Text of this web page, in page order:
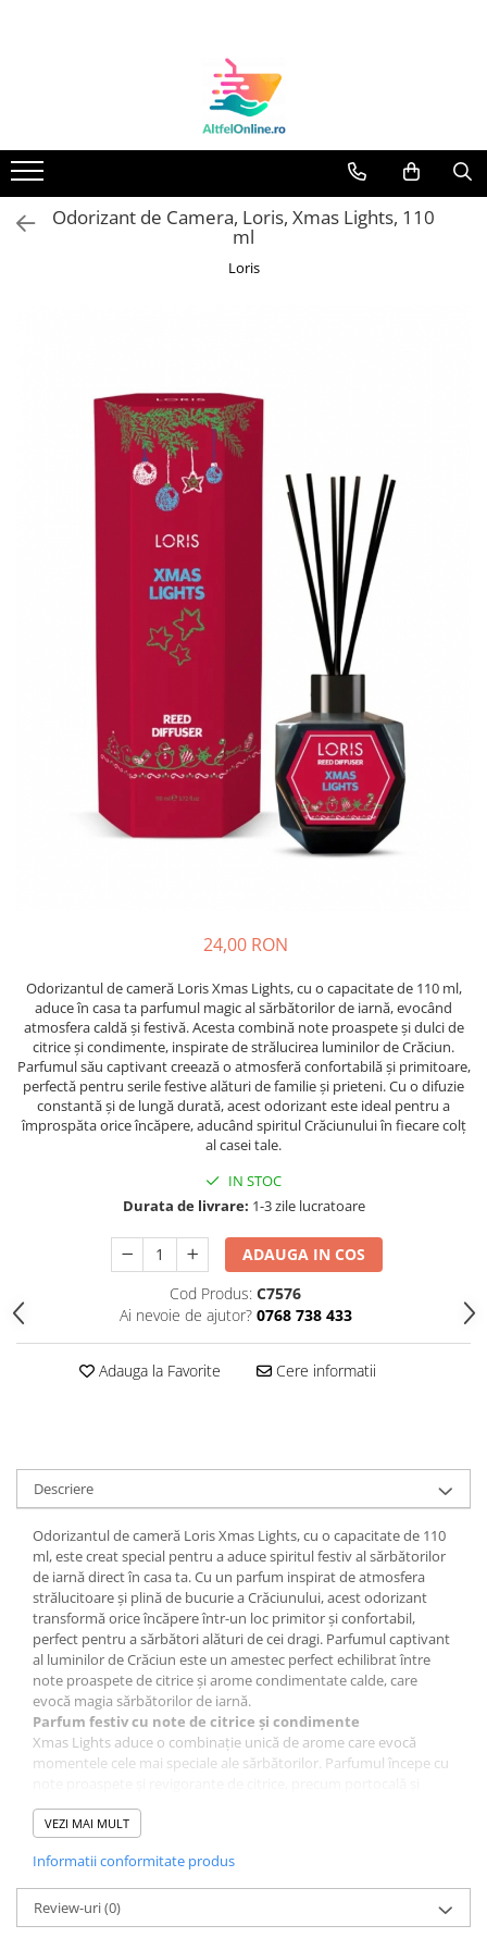
Produse Cosmetice Premium
Reducere 20% la achizitionarea a
minimum 3 produse identice
Oferte
Balsam Rufe
de Spalat Vase
Detergent Rufe
Detergent Capsule
Detergent Pudra Automat
Detergent Pudra Manual
Detergent Lichid Gel
Intretinere Masina de Spalat Rufe
Solutie Pete
Detergent Vase
Bidoane si canistre
Hrana, Accesorii si Ingrijire Animale
Accesorii
Hrana Caini
Hrana Umeda
Hrana Uscata
Hrana Uscata
Ingrijire Copii
Accesorii Ingrijire Copii
Dus si Baie
Sampon pentru Copii
Uleiuri, Lotiuni si Creme
Igiena Orala
Pasta de Dinti
Periuta de Dinti
Jucarii copii
Scutece pentru Copii
Servetele Umede pentru Copii
Ingrijire Personala
Creme de Maini
Deodorante si Antiperspirante
Deodorant Barbati
Deodorant Dama
Deodorant Unisex
Odorizant de Camera, Loris, Xmas Lights, 110
ml
Loris
24,00 RON
Odorizantul de cameră Loris Xmas Lights, cu o capacitate de 110 ml,
aduce în casa ta parfumul magic al sărbătorilor de iarnă, evocând
atmosfera caldă și festivă. Acesta combină note proaspete și dulci de
citrice și condimente, inspirate de strălucirea luminilor de Crăciun.
Parfumul său captivant creează o atmosferă confortabilă și primitoare,
perfectă pentru serile festive alături de familie și prieteni. Cu o difuzie
constantă și de lungă durată, acest odorizant este ideal pentru a
împrospăta orice încăpere, aducând spiritul Crăciunului în fiecare colț
al casei tale.
IN STOC
Durata de livrare: 1-3 zile lucratoare
ADAUGA IN COS
Cod Produs: C7576
Ai nevoie de ajutor? 0768 738 433
Adauga la Favorite Cere informatii
Descriere
Odorizantul de cameră Loris Xmas Lights, cu o capacitate de 110
ml, este creat special pentru a aduce spiritul festiv al sărbătorilor
de iarnă direct în casa ta. Cu un parfum inspirat de atmosfera
strălucitoare și plină de bucurie a Crăciunului, acest odorizant
transformă orice încăpere într-un loc primitor și confortabil,
perfect pentru a sărbători alături de cei dragi. Parfumul captivant
al luminilor de Crăciun este un amestec perfect echilibrat între
note proaspete de citrice și arome condimentate calde, care
evocă magia sărbătorilor de iarnă.
Parfum festiv cu note de citrice și condimente
Xmas Lights aduce o combinație unică de arome care evocă
momentele cele mai speciale ale sărbătorilor. Parfumul începe cu
lămâie, care aduc un strop de energie și prospețime în aer.
Acestea sunt urmate de accente calde și reconfortante de
notă festivă și primitoare. Această combinație armonioasă de
arome creează o atmosferă perfectă pentru serile de iarnă
petrecute în familie.
Difuzie constantă și de lungă durată
VEZI MAI MULT
Informatii conformitate produs
Review-uri(0)